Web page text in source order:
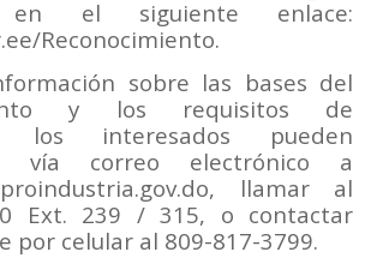
en el siguiente enlace:
Reconocimiento.
sobre las bases del
y los requisitos de
los interesados pueden
vía correo electrónico a
llamar al
Ext. 239 / 315, o contactar
por celular al 809-817-3799.